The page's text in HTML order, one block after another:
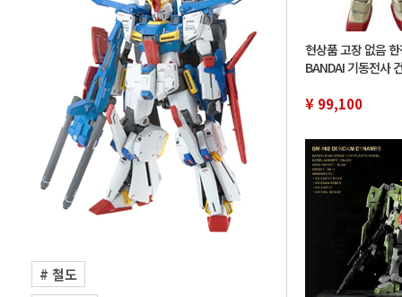
# 철도
현상품 고장 없음
BANDAI 기동전사
cm 아이치현 직접
¥ 99,100